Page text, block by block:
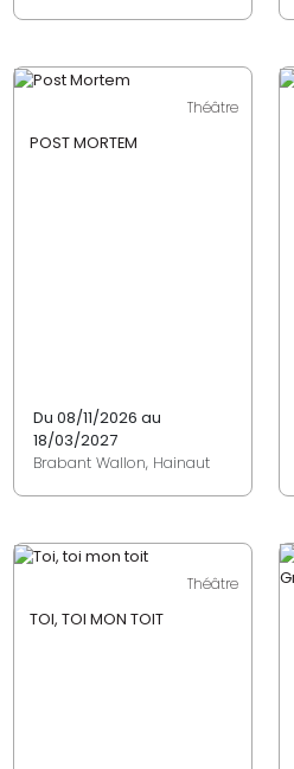
Théâtre
POST MORTEM
Du 08/11/2026 au
18/03/2027
Brabant Wallon, Hainaut
Théâtre
TOI, TOI MON TOIT